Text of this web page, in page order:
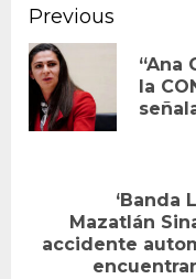
Continue
Reading
Previous
“Ana
la
Next
post:
‘Banda
Mazatlán
accidente